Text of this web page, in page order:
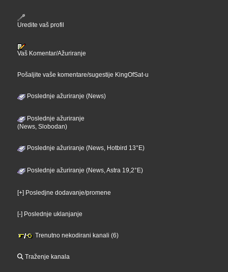
Uredite vaš profil
Vaš Komentar/Ažuriranje
Pošaljite vaše komentare/sugestije KingOfSat-u
Poslednje ažuriranje (News)
Poslednje ažuriranje
(News, Slobodan)
Poslednje ažuriranje (News, Hotbird 13°E)
Poslednje ažuriranje (News, Astra 19,2°E)
[+] Posledjne dodavanje/promene
[-] Poslednje uklanjanje
Trenutno nekodirani kanali (6)
Traženje kanala